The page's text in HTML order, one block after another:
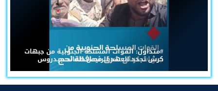
#متداول: القوات المسلحة الجنوبية من جبهات
كرش تجدد العهد للرئيس القائد عيدروس